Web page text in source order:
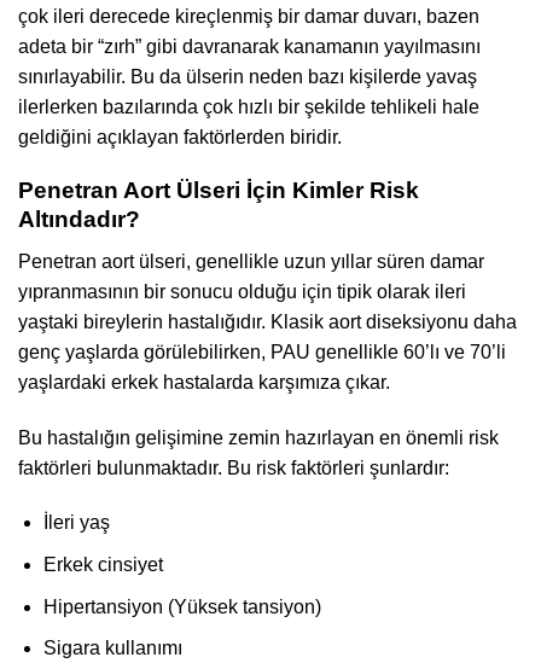
çok ileri derecede kireçlenmiş bir damar duvarı, bazen
adeta bir “zırh” gibi davranarak kanamanın yayılmasını
sınırlayabilir. Bu da ülserin neden bazı kişilerde yavaş
ilerlerken bazılarında çok hızlı bir şekilde tehlikeli hale
geldiğini açıklayan faktörlerden biridir.
Penetran Aort Ülseri İçin Kimler Risk
Altındadır?
Penetran aort ülseri, genellikle uzun yıllar süren damar
yıpranmasının bir sonucu olduğu için tipik olarak ileri
yaştaki bireylerin hastalığıdır. Klasik aort diseksiyonu daha
genç yaşlarda görülebilirken, PAU genellikle 60’lı ve 70’li
yaşlardaki erkek hastalarda karşımıza çıkar.
Bu hastalığın gelişimine zemin hazırlayan en önemli risk
faktörleri bulunmaktadır. Bu risk faktörleri şunlardır:
İleri yaş
Erkek cinsiyet
Hipertansiyon (Yüksek tansiyon)
Sigara kullanımı